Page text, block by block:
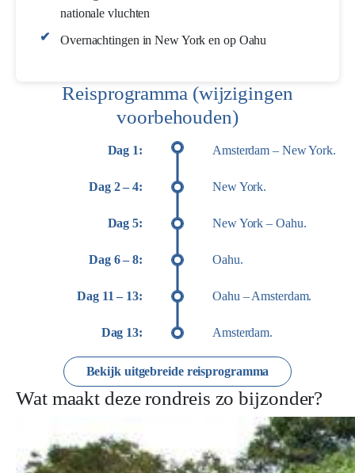
nationale vluchten
Overnachtingen in New York en op Oahu
Reisprogramma (wijzigingen
voorbehouden)
Dag 1: Amsterdam – New York.
Dag 2 – 4: New York.
Dag 5: New York – Oahu.
Dag 6 – 8: Oahu.
Dag 11 – 13: Oahu – Amsterdam.
Dag 13: Amsterdam.
Bekijk uitgebreide reisprogramma
Wat maakt deze rondreis zo bijzonder?